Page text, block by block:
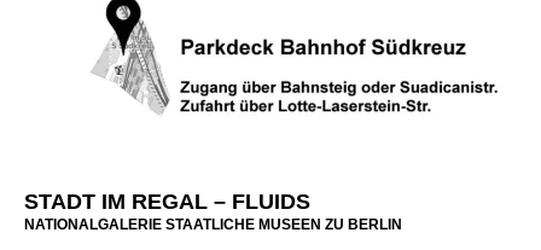
STADT IM REGAL – FLUIDS
NATIONALGALERIE STAATLICHE MUSEEN ZU BERLIN